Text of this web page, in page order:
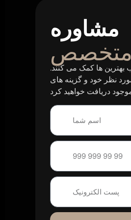
مشاوره
متخصص
بهترین ها کمک می کنند.
نظر خود و گزینه های